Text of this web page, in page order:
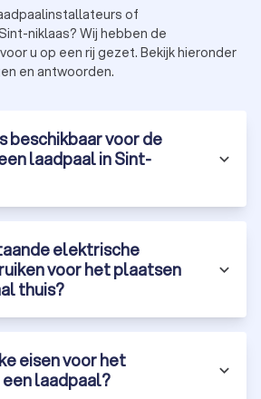
of
niklaas? Wij hebben de
u op een rij gezet. Bekijk hieronder
en antwoorden.
beschikbaar voor de
laadpaal in Sint-
elektrische
voor het plaatsen
thuis?
eisen voor het
laadpaal?